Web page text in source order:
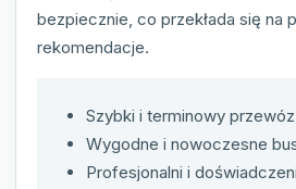
bezpiecznie, co przekłada się na
rekomendacje.
Szybki i terminowy
Wygodne i nowoczesne
Profesjonalni i